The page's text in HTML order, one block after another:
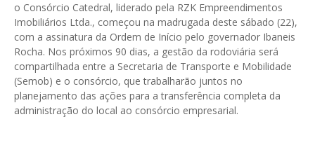
o Consórcio Catedral, liderado pela RZK Empreendimentos
Imobiliários Ltda., começou na madrugada deste sábado (22),
com a assinatura da Ordem de Início pelo governador Ibaneis
Rocha. Nos próximos 90 dias, a gestão da rodoviária será
compartilhada entre a Secretaria de Transporte e Mobilidade
(Semob) e o consórcio, que trabalharão juntos no
planejamento das ações para a transferência completa da
administração do local ao consórcio empresarial.